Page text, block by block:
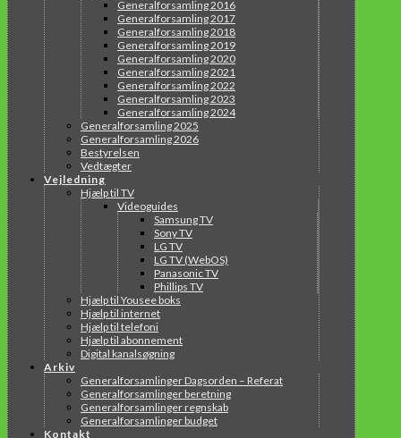
Generalforsamling 2016
Generalforsamling 2017
Generalforsamling 2018
Generalforsamling 2019
Generalforsamling 2020
Generalforsamling 2021
Generalforsamling 2022
Generalforsamling 2023
Generalforsamling 2024
Generalforsamling 2025
Generalforsamling 2026
Bestyrelsen
Vedtægter
Vejledning
Hjælp til TV
Videoguides
Samsung TV
Sony TV
LG TV
LG TV (WebOS)
Panasonic TV
Phillips TV
Hjælp til Yousee boks
Hjælp til internet
Hjælp til telefoni
Hjælp til abonnement
Digital kanalsøgning
Arkiv
Generalforsamlinger Dagsorden – Referat
Generalforsamlinger beretning
Generalforsamlinger regnskab
Generalforsamlinger budget
Kontakt